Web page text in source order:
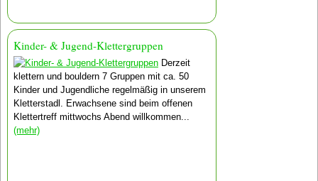
Kinder- & Jugend-Klettergruppen
Derzeit
klettern und bouldern 7 Gruppen mit ca. 50
Kinder und Jugendliche regelmäßig in unserem
Kletterstadl. Erwachsene sind beim offenen
Klettertreff mittwochs Abend willkommen...
(mehr)